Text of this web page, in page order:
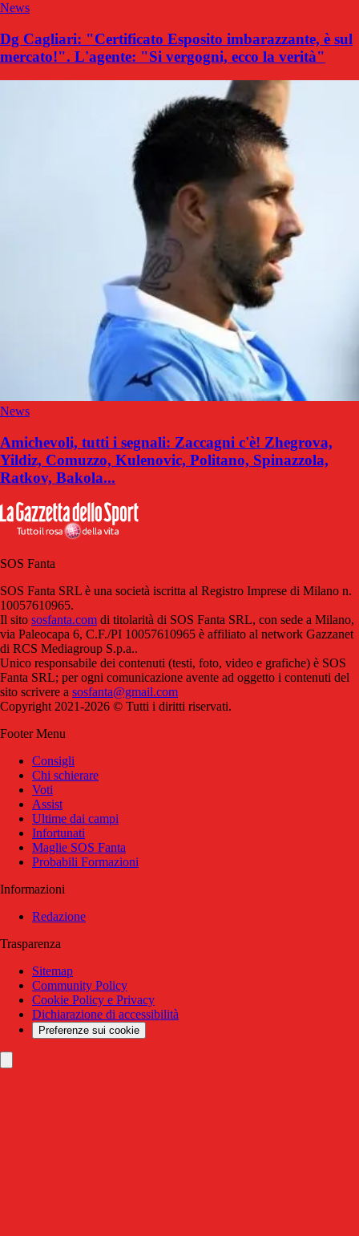
News
Dg Cagliari: "Certificato Esposito imbarazzante, è sul
mercato!". L'agente: "Si vergogni, ecco la verità"
News
Amichevoli, tutti i segnali: Zaccagni c'è! Zhegrova,
Yildiz, Comuzzo, Kulenovic, Politano, Spinazzola,
Ratkov, Bakola...
SOS Fanta
SOS Fanta SRL è una società iscritta al Registro Imprese di Milano n.
10057610965.
Il sito sosfanta.com di titolarità di SOS Fanta SRL, con sede a Milano,
via Paleocapa 6, C.F./PI 10057610965 è affiliato al network Gazzanet
di RCS Mediagroup S.p.a..
Unico responsabile dei contenuti (testi, foto, video e grafiche) è SOS
Fanta SRL; per ogni comunicazione avente ad oggetto i contenuti del
sito scrivere a sosfanta@gmail.com
Copyright 2021-2026 © Tutti i diritti riservati.
Footer Menu
Consigli
Chi schierare
Voti
Assist
Ultime dai campi
Infortunati
Maglie SOS Fanta
Probabili Formazioni
Informazioni
Redazione
Trasparenza
Sitemap
Community Policy
Cookie Policy e Privacy
Dichiarazione di accessibilità
Preferenze sui cookie